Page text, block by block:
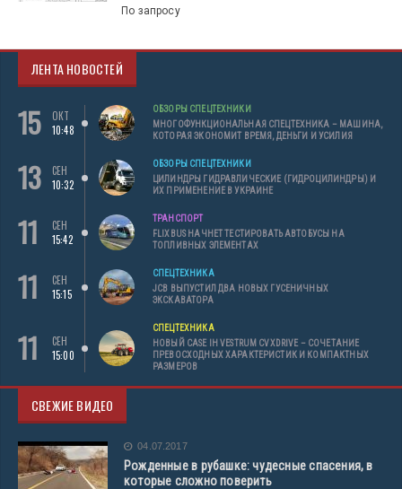
По запросу
ЛЕНТА НОВОСТЕЙ
15
ОКТ
10:48
ОБЗОРЫ СПЕЦТЕХНИКИ
МНОГОФУНКЦИОНАЛЬНАЯ СПЕЦТЕХНИКА – МАШИНА,
КОТОРАЯ ЭКОНОМИТ ВРЕМЯ, ДЕНЬГИ И УСИЛИЯ
13
СЕН
10:32
ОБЗОРЫ СПЕЦТЕХНИКИ
ЦИЛИНДРЫ ГИДРАВЛИЧЕСКИЕ (ГИДРОЦИЛИНДРЫ) И
ИХ ПРИМЕНЕНИЕ В УКРАИНЕ
11
СЕН
15:42
ТРАНСПОРТ
FLIXBUS НАЧНЕТ ТЕСТИРОВАТЬ АВТОБУСЫ НА
ТОПЛИВНЫХ ЭЛЕМЕНТАХ
11
СЕН
15:15
СПЕЦТЕХНИКА
JCB ВЫПУСТИЛ ДВА НОВЫХ ГУСЕНИЧНЫХ
ЭКСКАВАТОРА
11
СЕН
15:00
СПЕЦТЕХНИКА
НОВЫЙ CASE IH VESTRUM CVXDRIVE – СОЧЕТАНИЕ
ПРЕВОСХОДНЫХ ХАРАКТЕРИСТИК И КОМПАКТНЫХ
РАЗМЕРОВ
СВЕЖИЕ ВИДЕО
04.07.2017
Рожденные в рубашке: чудесные спасения, в
которые сложно поверить